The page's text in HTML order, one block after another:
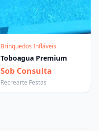
Brinquedos Infláveis
Toboagua Premium
Sob Consulta
Recrearte Festas